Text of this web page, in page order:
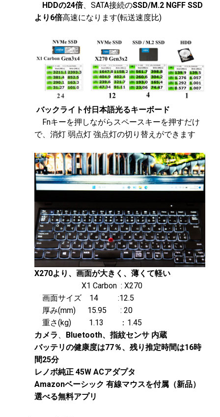
HDDの24倍、SATA接続のSSD/M.2 NGFF SSD
より6倍高速になります(転送速度比)
バックライト付日本語光るキーボード
Fnキーを押しながらスペースキーを押すだけ
で、消灯 弱点灯 強点灯の切り替えができます
X270より、画面が大きく、薄くて軽い
X1 Carbon : X270
画面サイズ 14 :12.5
厚み(mm) 15.95 : 20
重さ(kg) 1.13 ：1.45
カメラ
Bluetooth、指紋センサ 内蔵
バッテリの健康度は77％、残り推定時間は16時
間25分
レノボ純正 45W ACアダプタ
Amazonベーシック 有線マウスを付属（新品）
選べる無料アプリ